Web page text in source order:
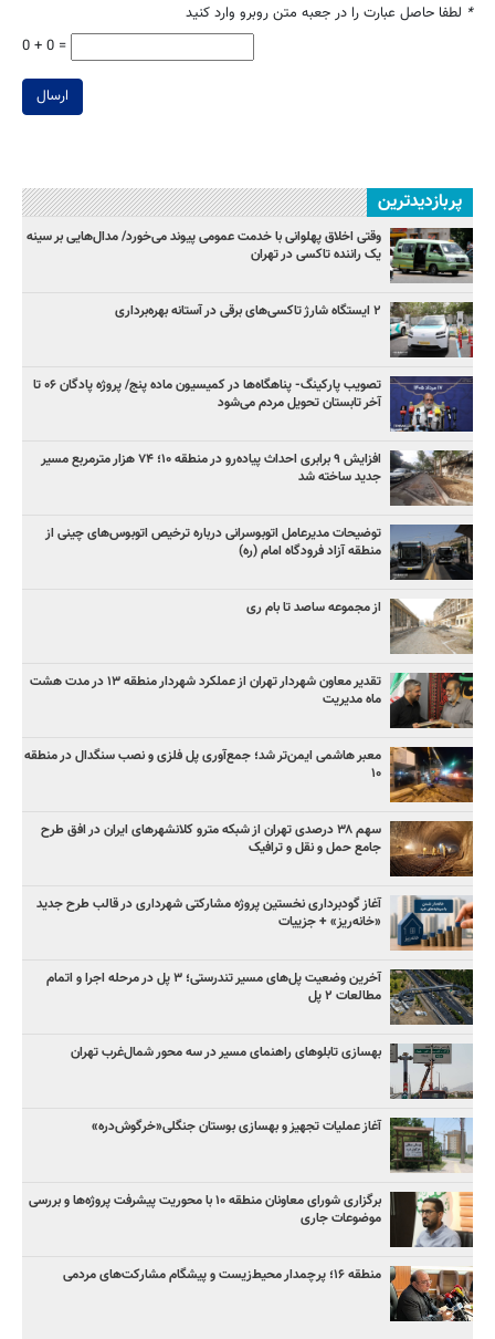
* لطفا حاصل عبارت را در جعبه متن روبرو وارد کنید
0 + 0 =
ارسال
پربازدیدترین
وقتی اخلاق پهلوانی با خدمت عمومی پیوند می‌خورد/ مدال‌هایی بر سینه
یک راننده تاکسی در تهران
۲ ایستگاه شارژ تاکسی‌های برقی در آستانه بهره‌برداری
تصویب پارکینگ- پناهگاه‌ها در کمیسیون ماده پنج/ پروژه پادگان ۰۶ تا
آخر تابستان تحویل مردم می‌شود
افزایش ۹ برابری احداث پیاده‌رو در منطقه ۱۰؛ ۷۴ هزار مترمربع مسیر
جدید ساخته شد
توضیحات مدیرعامل اتوبوسرانی درباره ترخیص اتوبوس‌های چینی از
منطقه آزاد فرودگاه امام (ره)
از مجموعه ساصد تا بام ری
تقدیر معاون شهردار تهران از عملکرد شهردار منطقه ۱۳ در مدت هشت
ماه مدیریت
معبر هاشمی ایمن‌تر شد؛ جمع‌آوری پل فلزی و نصب سنگدال در منطقه
۱۰
سهم ۳۸ درصدی تهران از شبکه مترو کلانشهرهای ایران در افق طرح
جامع حمل و نقل و ترافیک
آغاز گودبرداری نخستین پروژه مشارکتی شهرداری در قالب طرح جدید
«خانه‌ریز» + جزییات
آخرین وضعیت پل‌های مسیر تندرستی؛ ۳ پل در مرحله اجرا و اتمام
مطالعات ۲ پل
بهسازی تابلوهای راهنمای مسیر در سه محور شمال‌غرب تهران
آغاز عملیات تجهیز و بهسازی بوستان جنگلی«خرگوش‌دره»
برگزاری شورای معاونان منطقه ۱۰ با محوریت پیشرفت پروژه‌ها و بررسی
موضوعات جاری
منطقه ۱۶؛ پرچمدار محیط‌زیست و پیشگام مشارکت‌های مردمی